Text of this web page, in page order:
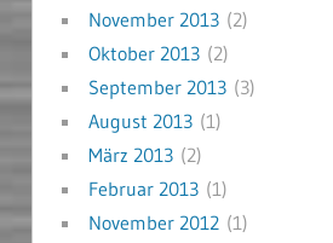
November 2013(2)
Oktober 2013(2)
September 2013(3)
August 2013(1)
März 2013(2)
Februar 2013(1)
November 2012(1)